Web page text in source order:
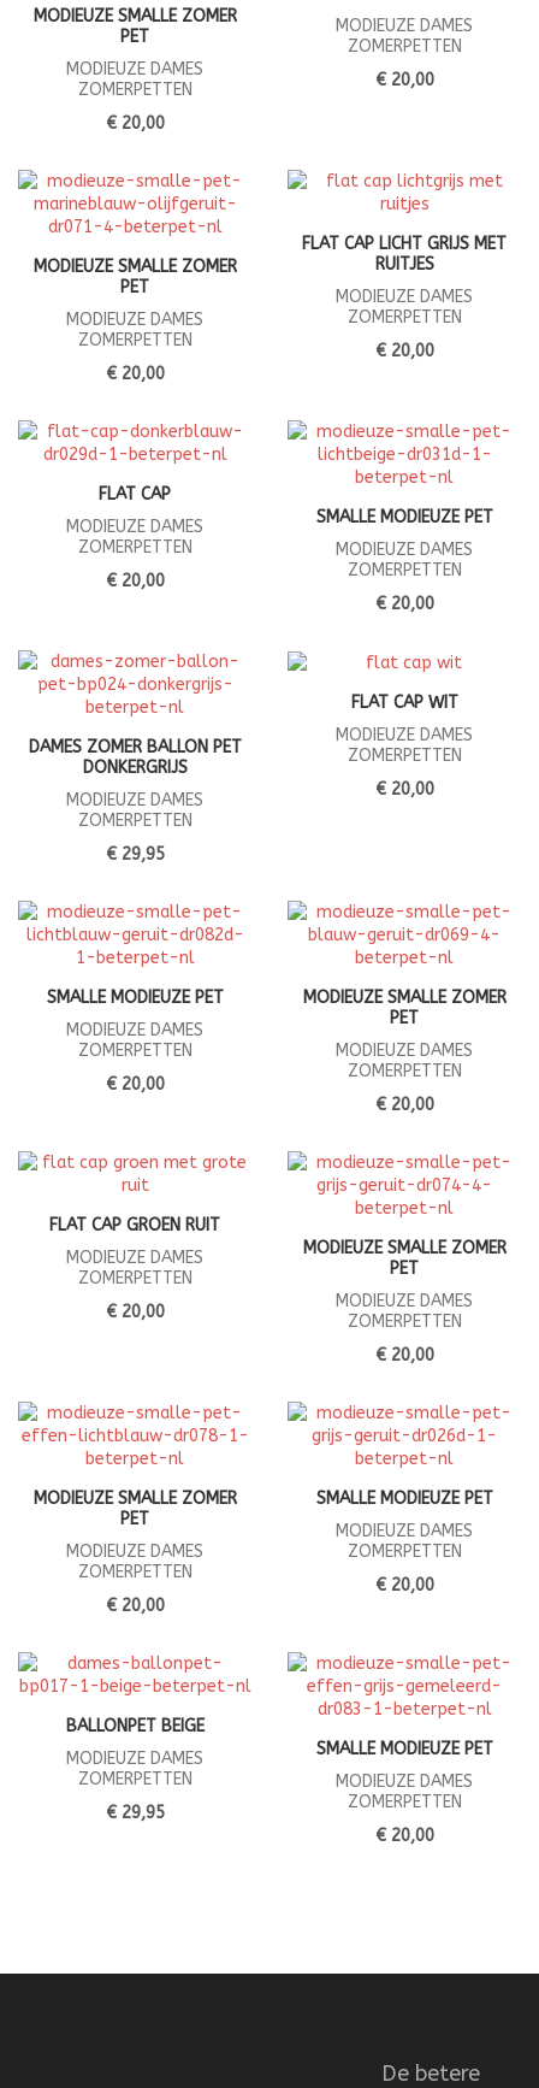
MODIEUZE SMALLE ZOMER
PET
MODIEUZE DAMES
ZOMERPETTEN
€ 20,00
MODIEUZE DAMES
ZOMERPETTEN
€ 20,00
MODIEUZE SMALLE ZOMER
PET
MODIEUZE DAMES
ZOMERPETTEN
€ 20,00
FLAT CAP LICHT GRIJS MET
RUITJES
MODIEUZE DAMES
ZOMERPETTEN
€ 20,00
FLAT CAP
MODIEUZE DAMES
ZOMERPETTEN
€ 20,00
SMALLE MODIEUZE PET
MODIEUZE DAMES
ZOMERPETTEN
€ 20,00
DAMES ZOMER BALLON PET
DONKERGRIJS
MODIEUZE DAMES
ZOMERPETTEN
€ 29,95
FLAT CAP WIT
MODIEUZE DAMES
ZOMERPETTEN
€ 20,00
SMALLE MODIEUZE PET
MODIEUZE DAMES
ZOMERPETTEN
€ 20,00
MODIEUZE SMALLE ZOMER
PET
MODIEUZE DAMES
ZOMERPETTEN
€ 20,00
FLAT CAP GROEN RUIT
MODIEUZE DAMES
ZOMERPETTEN
€ 20,00
MODIEUZE SMALLE ZOMER
PET
MODIEUZE DAMES
ZOMERPETTEN
€ 20,00
MODIEUZE SMALLE ZOMER
PET
MODIEUZE DAMES
ZOMERPETTEN
€ 20,00
SMALLE MODIEUZE PET
MODIEUZE DAMES
ZOMERPETTEN
€ 20,00
BALLONPET BEIGE
MODIEUZE DAMES
ZOMERPETTEN
€ 29,95
SMALLE MODIEUZE PET
MODIEUZE DAMES
ZOMERPETTEN
€ 20,00
De betere